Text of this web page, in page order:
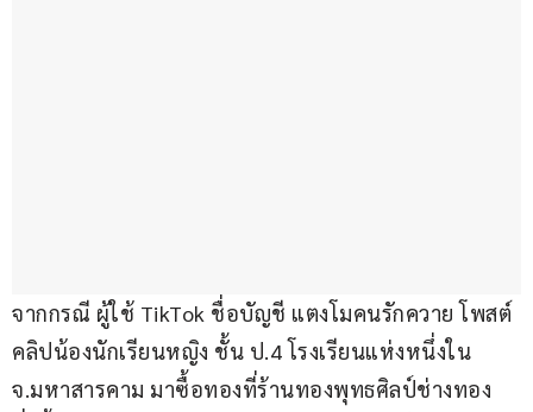
จากกรณี ผู้ใช้ TikTok ชื่อบัญชี แตงโมคนรักควาย โพสต์
คลิปน้องนักเรียนหญิง ชั้น ป.4 โรงเรียนแห่งหนึ่งใน
จ.มหาสารคาม มาซื้อทองที่ร้านทองพุทธศิลป์ช่างทอง